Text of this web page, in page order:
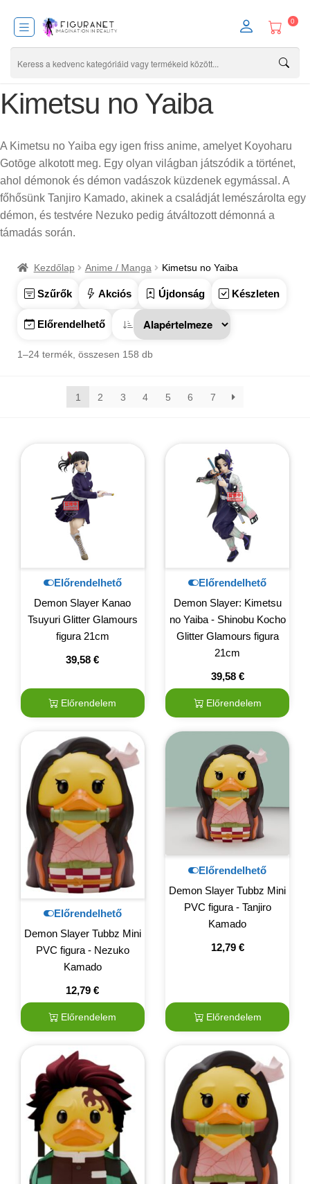
0
Kimetsu no Yaiba
A Kimetsu no Yaiba egy igen friss anime, amelyet Koyoharu
Gotōge alkotott meg. Egy olyan világban játszódik a történet,
ahol démonok és démon vadászok küzdenek egymással. A
főhősünk Tanjiro Kamado, akinek a családját lemészárolta egy
démon, és testvére Nezuko pedig átváltozott démonná a
támadás során.
Kezdőlap Anime / Manga Kimetsu no Yaiba
Szűrők Akciós Újdonság Készleten
Előrendelhető
1–24 termék, összesen 158 db
1 2 3 4 5 6 7
Előrendelhető
Demon Slayer Kanao
Tsuyuri Glitter Glamours
figura 21cm
39,58€
Előrendelem
Előrendelhető
Demon Slayer: Kimetsu
no Yaiba - Shinobu Kocho
Glitter Glamours figura
21cm
39,58 €
Előrendelem
Előrendelhető
Demon Slayer Tubbz Mini
PVC figura - Nezuko
Kamado
12,79€
Előrendelem
Előrendelhető
Demon Slayer Tubbz Mini
PVC figura - Tanjiro
Kamado
12,79 €
Előrendelem